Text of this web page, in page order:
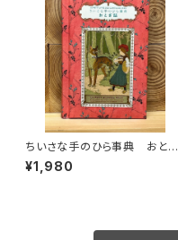
ちいさな手のひら事典 おとぎ
話
¥1,980